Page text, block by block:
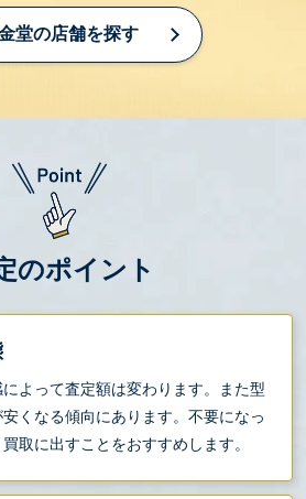
堂の店舗を探す
のポイント
よって査定額は変わります。また型
くなる傾向にあります。不要になっ
取に出すことをおすすめします。